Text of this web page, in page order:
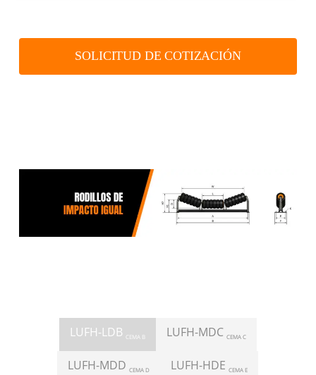
SOLICITUD DE COTIZACIÓN
LUFH-LDB CEMA B LUFH-MDC CEMA C
LUFH-MDD CEMA D LUFH-HDE CEMA E